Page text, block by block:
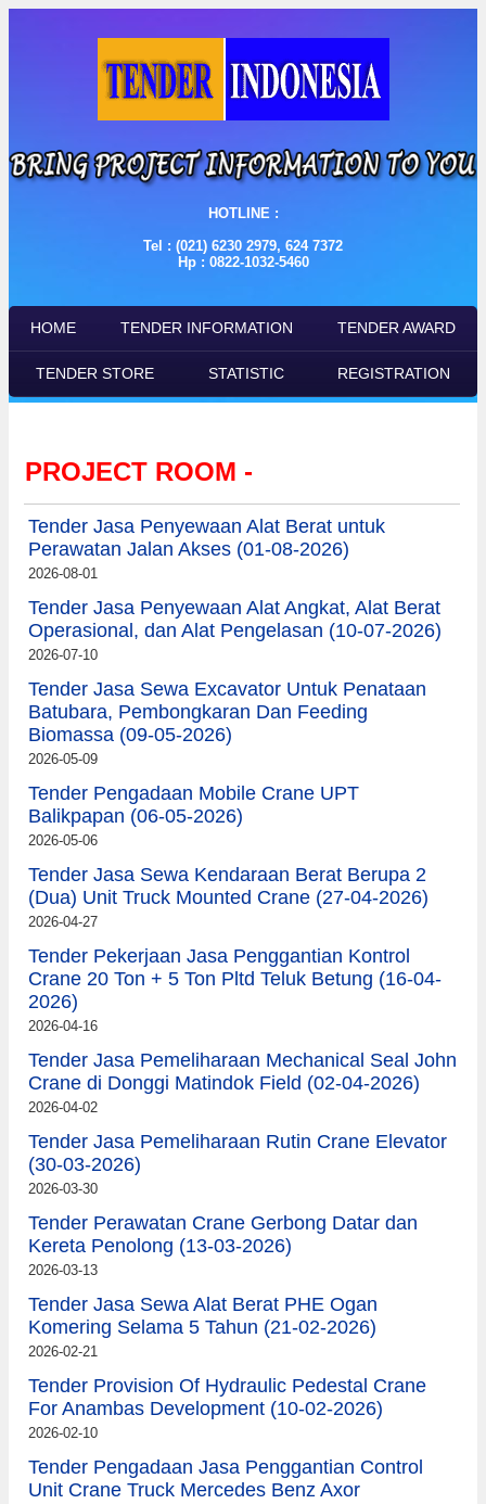
HOTLINE :
Tel : (021) 6230 2979, 624 7372
Hp : 0822-1032-5460
HOME TENDER INFORMATION TENDER AWARD
TENDER STORE STATISTIC REGISTRATION
PROJECT ROOM -
Tender Jasa Penyewaan Alat Berat untuk
Perawatan Jalan Akses (01-08-2026)
2026-08-01
Tender Jasa Penyewaan Alat Angkat, Alat Berat
Operasional, dan Alat Pengelasan (10-07-2026)
2026-07-10
Tender Jasa Sewa Excavator Untuk Penataan
Batubara, Pembongkaran Dan Feeding
Biomassa (09-05-2026)
2026-05-09
Tender Pengadaan Mobile Crane UPT
Balikpapan (06-05-2026)
2026-05-06
Tender Jasa Sewa Kendaraan Berat Berupa 2
(Dua) Unit Truck Mounted Crane (27-04-2026)
2026-04-27
Tender Pekerjaan Jasa Penggantian Kontrol
Crane 20 Ton + 5 Ton Pltd Teluk Betung (16-04-
2026)
2026-04-16
Tender Jasa Pemeliharaan Mechanical Seal John
Crane di Donggi Matindok Field (02-04-2026)
2026-04-02
Tender Jasa Pemeliharaan Rutin Crane Elevator
(30-03-2026)
2026-03-30
Tender Perawatan Crane Gerbong Datar dan
Kereta Penolong (13-03-2026)
2026-03-13
Tender Jasa Sewa Alat Berat PHE Ogan
Komering Selama 5 Tahun (21-02-2026)
2026-02-21
Tender Provision Of Hydraulic Pedestal Crane
For Anambas Development (10-02-2026)
2026-02-10
Tender Pengadaan Jasa Penggantian Control
Unit Crane Truck Mercedes Benz Axor